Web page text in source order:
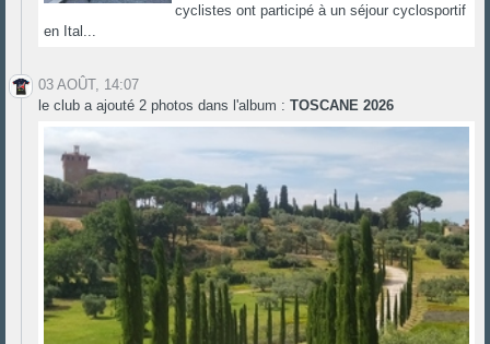
cyclistes ont participé à un séjour cyclosportif
en Ital...
03 AOÛT, 14:07
le club a ajouté 2 photos dans l'album : TOSCANE 2026